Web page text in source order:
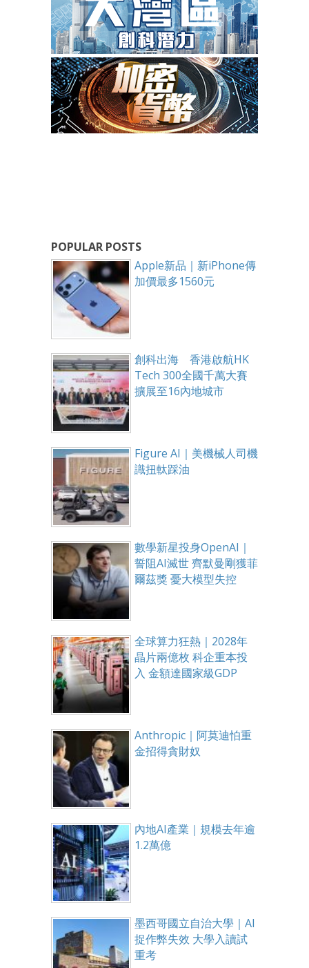
POPULAR POSTS
Apple新品｜新iPhone傳
加價最多1560元
創科出海 香港啟航HK
Tech 300全國千萬大賽
擴展至16內地城市
Figure AI｜美機械人司機
識扭軚踩油
數學新星投身OpenAI｜
誓阻AI滅世 齊默曼剛獲菲
爾茲獎 憂大模型失控
全球算力狂熱｜2028年
晶片兩億枚 科企重本投
入 金額達國家級GDP
Anthropic｜阿莫迪怕重
金招得貪財奴
內地AI產業｜規模去年逾
1.2萬億
墨西哥國立自治大學｜AI
捉作弊失效 大學入讀試
重考